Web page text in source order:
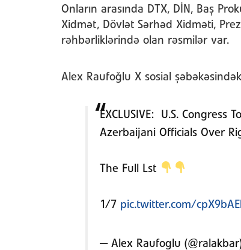
Onların arasında DTX, DİN, Baş
Xidmət, Dövlət Sərhəd Xidməti,
rəhbərliklərində olan rəsmilər var.
Alex Raufoğlu X sosial
EXCLUSIVE: U.S. Congress
Azerbaijani Officials Over
The Full Lst
1/7 pic.twitter.com/
— Alex Raufoglu